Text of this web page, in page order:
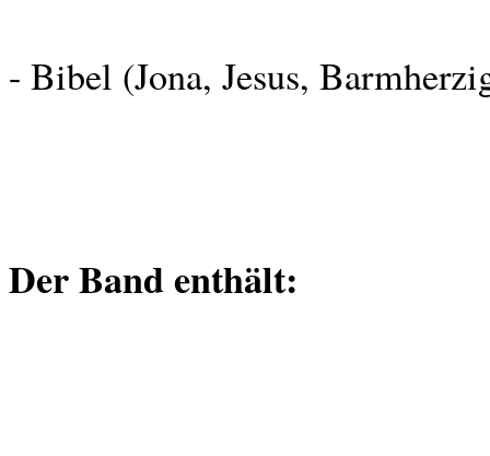
- Bibel (Jona, Jesus,
Der Band enthält: